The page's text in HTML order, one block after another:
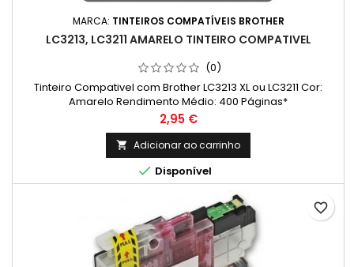
MARCA: TINTEIROS COMPATÍVEIS BROTHER
LC3213, LC3211 AMARELO TINTEIRO COMPATIVEL
(0)
Tinteiro Compativel com Brother LC3213 XL ou LC3211 Cor:
Amarelo Rendimento Médio: 400 Páginas*
Preço
2,95 €
 Adicionar ao carrinho
 Disponível
favorite_border